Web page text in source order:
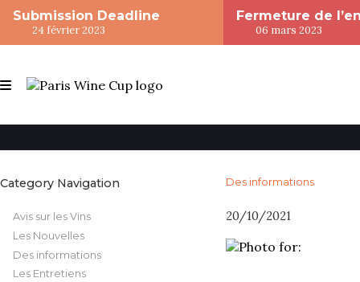
Submission Deadline
24 février 2023
Fermeture de
06 mars 2023
Category Navigation
Avis sur les Vins
Les Nouvelles
Des informations
Les Entretiens
Des informations
20/10/2021